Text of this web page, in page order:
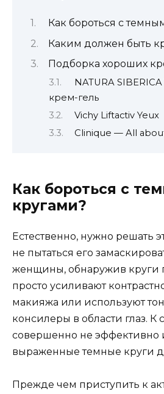
Как бороться с
Каким должен быть
Подборка хороших
NATURA
крем-гель
Vichy Liftactiv Yeux
Clinique — All
Как бороться с
кругами?
Естественно, нужно решать
не пытаться его
женщины, обнаружив круги
просто усиливают
макияжа или используют
консилеры в области глаз. К
совершенно не эффективно
выраженные темные круги
Прежде чем приступить к